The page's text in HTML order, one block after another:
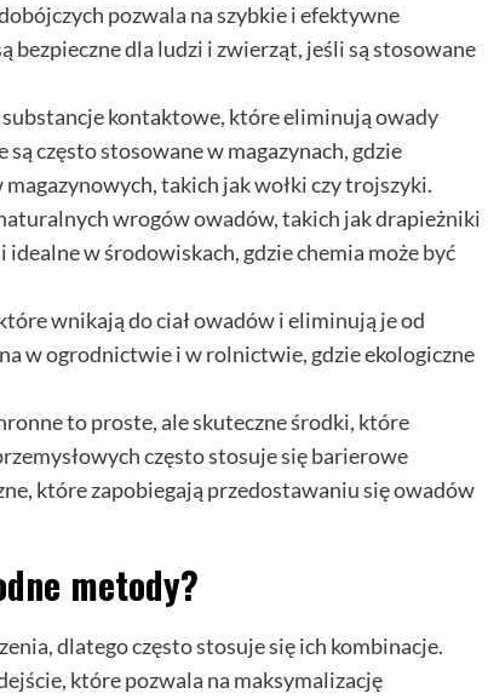
pozwala na szybkie i efektywne
bezpieczne dla ludzi i zwierząt, jeśli są stosowane
substancje kontaktowe, które eliminują owady
często stosowane w magazynach, gdzie
takich jak wołki czy trojszyki.
wrogów owadów, takich jak drapieżniki
w środowiskach, gdzie chemia może być
wnikają do ciał owadów i eliminują je od
w ogrodnictwie i w rolnictwie, gdzie ekologiczne
to proste, ale skuteczne środki, które
często stosuje się barierowe
które zapobiegają przedostawaniu się owadów
metody?
dlatego często stosuje się ich kombinacje.
które pozwala na maksymalizację